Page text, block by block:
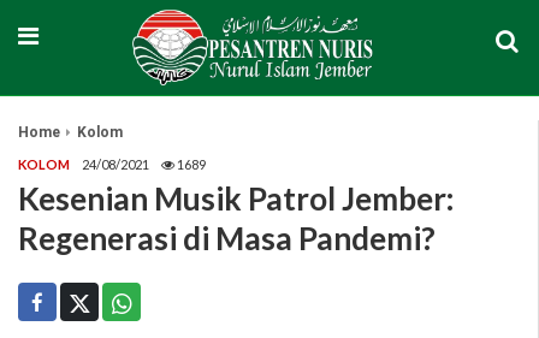
Home Kolom
KOLOM 24/08/2021 1689
Kesenian Musik Patrol Jember:
Regenerasi di Masa Pandemi?